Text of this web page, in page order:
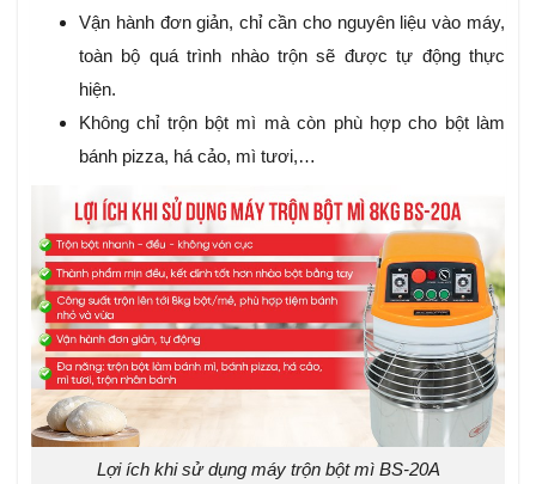
Vận hành đơn giản, chỉ cần cho nguyên liệu vào máy,
toàn bộ quá trình nhào trộn sẽ được tự động thực
hiện.
Không chỉ trộn bột mì mà còn phù hợp cho bột làm
bánh pizza, há cảo, mì tươi,…
Lợi ích khi sử dụng máy trộn bột mì BS-20A